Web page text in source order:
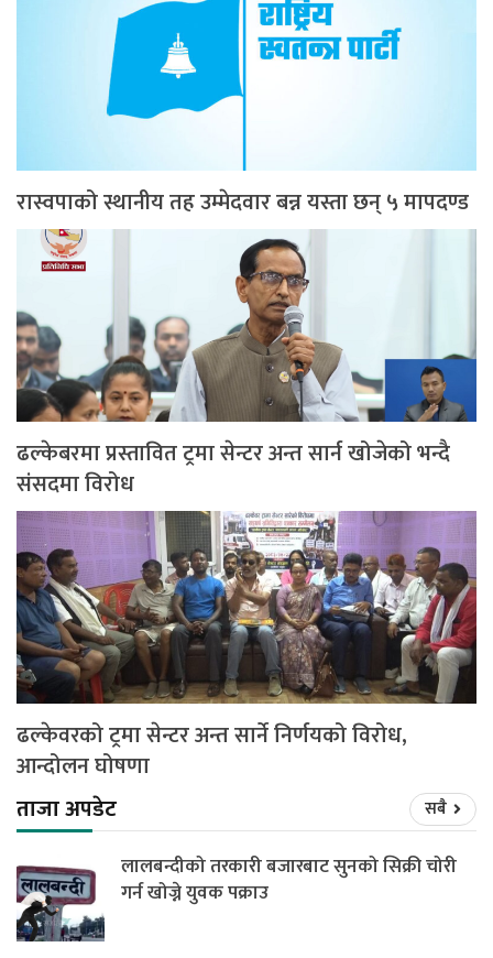
रास्वपाको स्थानीय तह उम्मेदवार बन्न यस्ता छन् ५ मापदण्ड
ढल्केबरमा प्रस्तावित ट्रमा सेन्टर अन्त सार्न खोजेको भन्दै
संसदमा विरोध
ढल्केवरको ट्रमा सेन्टर अन्त सार्ने निर्णयको विरोध,
आन्दोलन घोषणा
ताजा अपडेट
सबै
लालबन्दीको तरकारी बजारबाट सुनको सिक्री चोरी
गर्न खोज्ने युवक पक्राउ